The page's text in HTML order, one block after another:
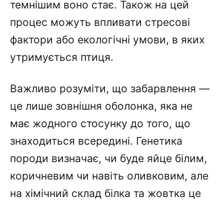
темнішим воно стає. Також на цей
процес можуть впливати стресові
фактори або екологічні умови, в яких
утримується птиця.
Важливо розуміти, що забарвлення —
це лише зовнішня оболонка, яка не
має жодного стосунку до того, що
знаходиться всередині. Генетика
породи визначає, чи буде яйце білим,
коричневим чи навіть оливковим, але
на хімічний склад білка та жовтка це